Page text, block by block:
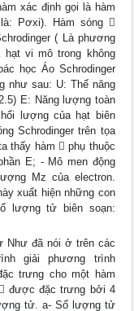
xác định gọi là hàm
Pơxi). Hàm sóng 
( Là phương
hạt vi mô trong không
học Áo Schrodinger
như sau: U: Thế năng
E: Năng lượng toàn
lượng của hạt biên
Schrodinger trên tọa
thấy hàm  phụ thuộc
E; - Mô men động
Mz của electron.
xuất hiện những con
lượng tử biên soạn:
Như đã nói ở trên các
giải phương trình
trưng cho một hàm
được đặc trưng bởi 4
tử. a- Số lượng tử